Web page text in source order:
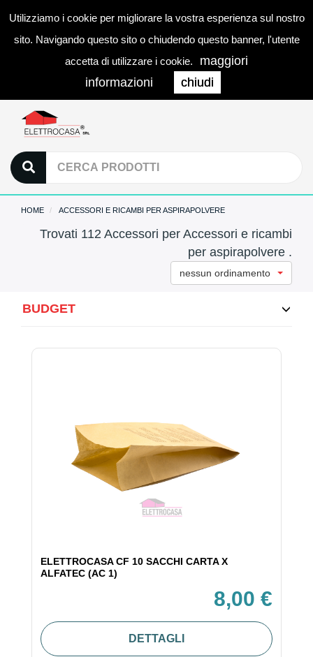
Utilizziamo i cookie per migliorare la vostra esperienza sul nostro
sito. Navigando questo sito o chiudendo questo banner, l'utente
accetta di utilizzare i cookie.
maggiori
informazioni
chiudi
0
HOME ACCESSORI E RICAMBI PER ASPIRAPOLVERE
Trovati 112 Accessori per Accessori e ricambi
per aspirapolvere .
nessun ordinamento
BUDGET
ELETTROCASA CF 10 SACCHI CARTA X
ALFATEC (AC 1)
8,00 €
DETTAGLI